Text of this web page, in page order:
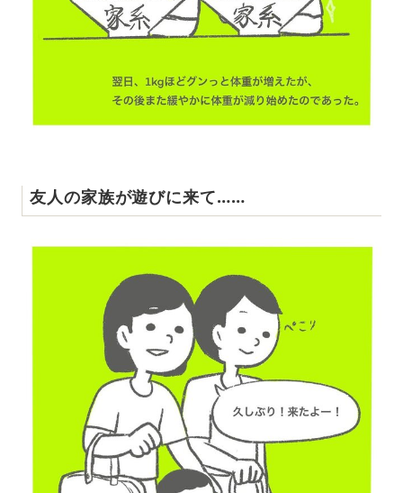
友人の家族が遊びに来て……